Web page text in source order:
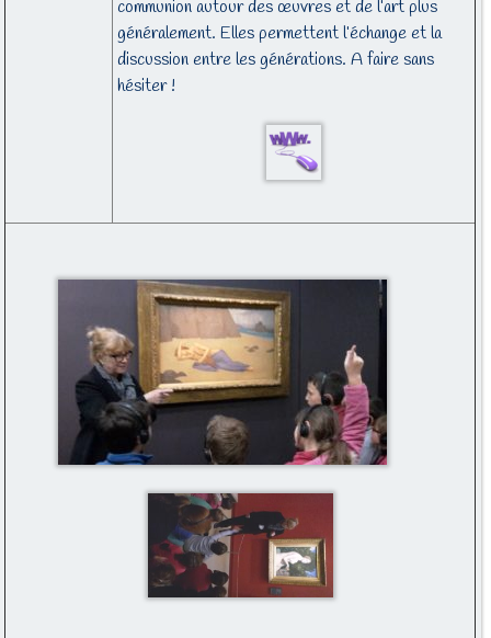
communion autour des œuvres et de l’art plus
généralement. Elles permettent l’échange et la
discussion entre les générations. A faire sans
hésiter !